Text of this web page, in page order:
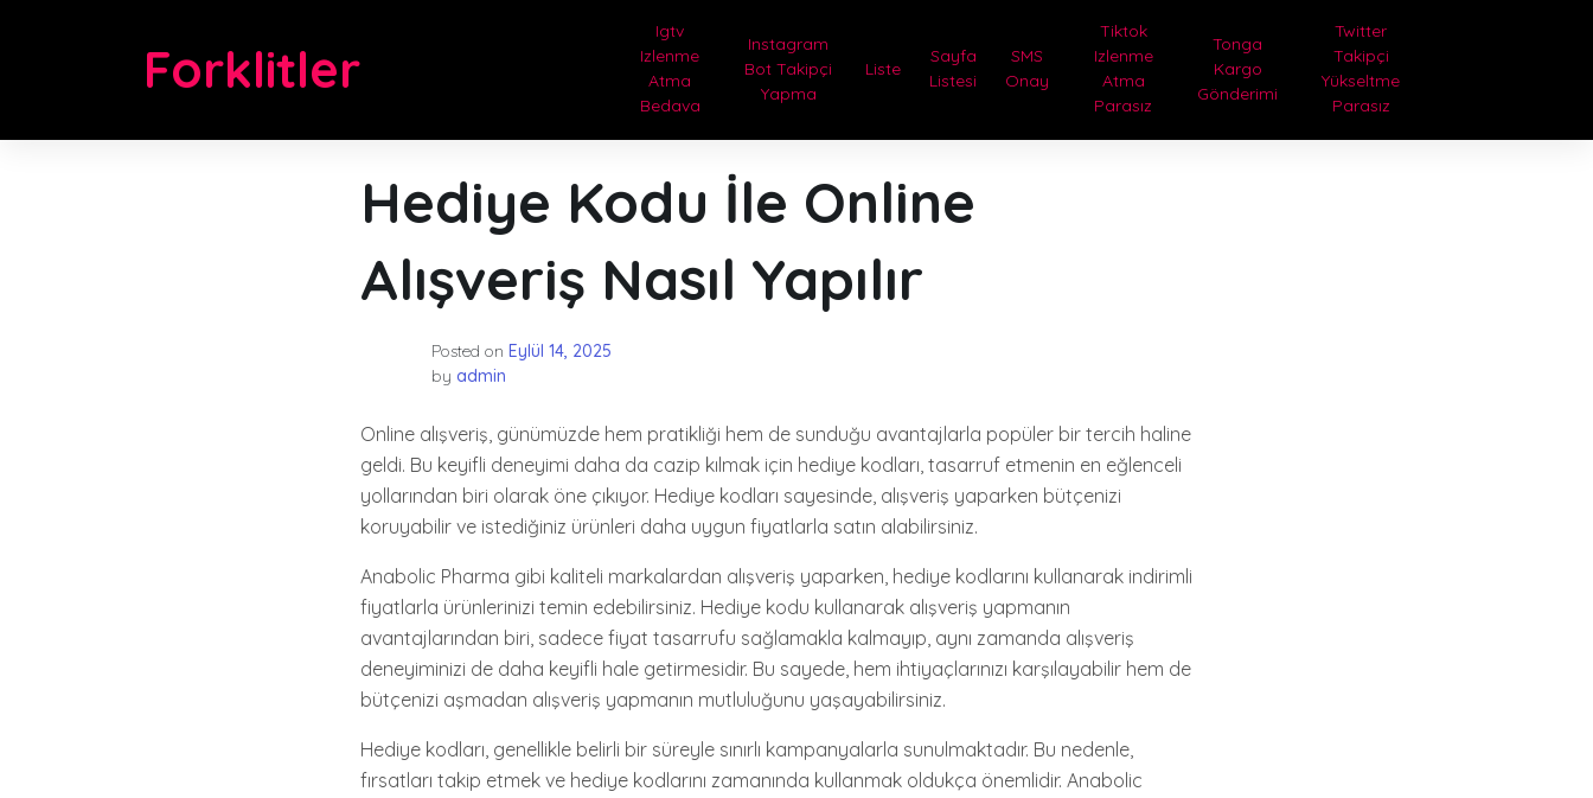
Forklitler
Igtv
Izlenme
Atma
Bedava
Instagram
Bot Takipçi
Yapma
Liste
Sayfa
Listesi
SMS
Onay
Tiktok
Izlenme
Atma
Parasız
Tonga
Kargo
Gönderimi
Twitter
Takipçi
Yükseltme
Parasız
Hediye Kodu İle Online
Alışveriş Nasıl Yapılır
Posted on Eylül 14, 2025
by admin
Online alışveriş, günümüzde hem pratikliği hem de sunduğu avantajlarla popüler bir tercih haline
geldi. Bu keyifli deneyimi daha da cazip kılmak için hediye kodları, tasarruf etmenin en eğlenceli
yollarından biri olarak öne çıkıyor. Hediye kodları sayesinde, alışveriş yaparken bütçenizi
koruyabilir ve istediğiniz ürünleri daha uygun fiyatlarla satın alabilirsiniz.
Anabolic Pharma gibi kaliteli markalardan alışveriş yaparken, hediye kodlarını kullanarak indirimli
fiyatlarla ürünlerinizi temin edebilirsiniz. Hediye kodu kullanarak alışveriş yapmanın
avantajlarından biri, sadece fiyat tasarrufu sağlamakla kalmayıp, aynı zamanda alışveriş
deneyiminizi de daha keyifli hale getirmesidir. Bu sayede, hem ihtiyaçlarınızı karşılayabilir hem de
bütçenizi aşmadan alışveriş yapmanın mutluluğunu yaşayabilirsiniz.
Hediye kodları, genellikle belirli bir süreyle sınırlı kampanyalarla sunulmaktadır. Bu nedenle,
fırsatları takip etmek ve hediye kodlarını zamanında kullanmak oldukça önemlidir. Anabolic